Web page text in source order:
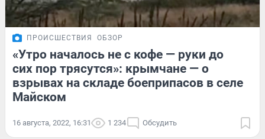
ПРОИСШЕСТВИЯ ОБЗОР
«Утро началось не с кофе — руки до
сих пор трясутся»: крымчане — о
взрывах на складе боеприпасов в селе
Майском
16 августа, 2022, 16:31 1 234 Обсудить